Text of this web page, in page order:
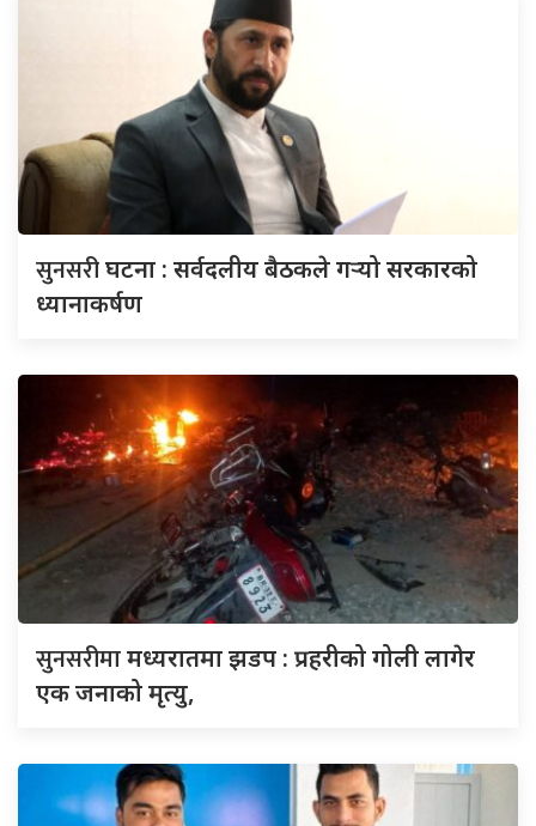
सुनसरीघटना : सर्वदलीय बैठकले गर्‍यो सरकारको
ध्यानाकर्षण
सुनसरीमामध्यरातमा झडप : प्रहरीको गोली लागेर
एक जनाको मृत्यु,